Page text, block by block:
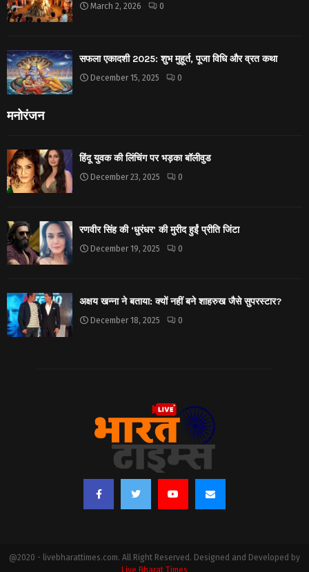
March 2, 2026 0
सफला एकादशी 2025: शुभ मुहूर्त, पूजा विधि और व्रत कथा
December 15, 2025 0
मनोरंजन
हिंदू युवक की लिंचिंग पर भड़का बॉलीवुड
December 23, 2025 0
रणवीर सिंह की ‘धुरंधर’ की मुरीद हुईं प्रीति जिंटा
December 19, 2025 0
अक्षय खन्ना ने बताया: क्यों नहीं बने शाहरुख जैसे सुपरस्टार?
December 18, 2025 0
@2020 - livebharattimes.com. All Right Reserved. Designed and Developed by
Live Bharat Times